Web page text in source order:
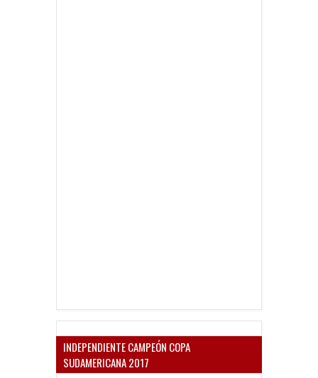
INDEPENDIENTE CAMPEÓN COPA
SUDAMERICANA 2017